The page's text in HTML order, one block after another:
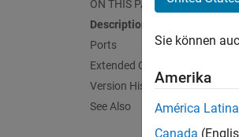
ON THIS PAGE
Description
Ports
Extended Capabilities
Version History
See Also
Sie können
Amerika
América Latina
Canada